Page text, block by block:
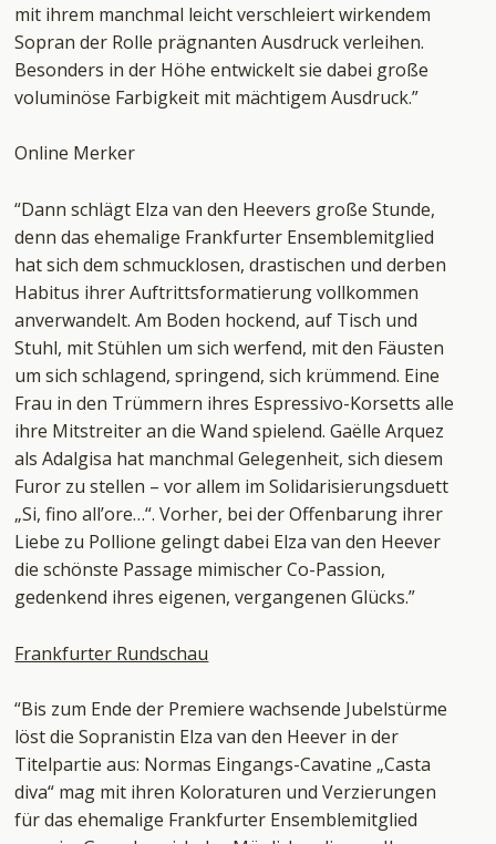
mit ihrem manchmal leicht verschleiert wirkendem
Sopran der Rolle prägnanten Ausdruck verleihen.
Besonders in der Höhe entwickelt sie dabei große
voluminöse Farbigkeit mit mächtigem Ausdruck.”
Online Merker
“Dann schlägt Elza van den Heevers große Stunde,
denn das ehemalige Frankfurter Ensemblemitglied
hat sich dem schmucklosen, drastischen und derben
Habitus ihrer Auftrittsformatierung vollkommen
anverwandelt. Am Boden hockend, auf Tisch und
Stuhl, mit Stühlen um sich werfend, mit den Fäusten
um sich schlagend, springend, sich krümmend. Eine
Frau in den Trümmern ihres Espressivo-Korsetts alle
ihre Mitstreiter an die Wand spielend. Gaëlle Arquez
als Adalgisa hat manchmal Gelegenheit, sich diesem
Furor zu stellen – vor allem im Solidarisierungsduett
„Si, fino all’ore…“. Vorher, bei der Offenbarung ihrer
Liebe zu Pollione gelingt dabei Elza van den Heever
die schönste Passage mimischer Co-Passion,
gedenkend ihres eigenen, vergangenen Glücks.”
Frankfurter Rundschau
“Bis zum Ende der Premiere wachsende Jubelstürme
löst die Sopranistin Elza van den Heever in der
Titelpartie aus: Normas Eingangs-Cavatine „Casta
diva“ mag mit ihren Koloraturen und Verzierungen
für das ehemalige Frankfurter Ensemblemitglied